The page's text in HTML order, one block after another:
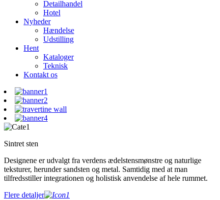
Detailhandel
Hotel
Nyheder
Hændelse
Udstilling
Hent
Kataloger
Teknisk
Kontakt os
Sintret sten
Designene er udvalgt fra verdens ædelstensmønstre og naturlige
teksturer, herunder sandsten og metal. Samtidig med at man
tilfredsstiller integrationen og holistisk anvendelse af hele rummet.
Flere detaljer